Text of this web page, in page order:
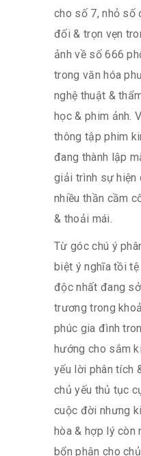
cho số 7, nhỏ số
đối & trọn vẹn
ảnh về số 666
trong văn hóa
nghệ thuật &
học & phim ảnh.
thông tập phim
đang thành lập
giải trình sự hiện
nhiều thần cầm
& thoải mái.
Từ góc chú ý
biệt ý nghĩa tồi
độc nhất đang
trương trong
phúc gia đình
hướng cho sắm
yếu lời phân tích
chủ yếu thủ tục
cuộc đời nhưng
hòa & hợp lý còn
bổn phận cho